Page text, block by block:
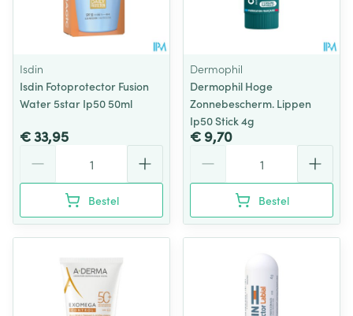
Isdin
Isdin Fotoprotector Fusion
Water 5star Ip50 50ml
€ 33,95
Bestel
Dermophil
Dermophil Hoge
Zonnebescherm. Lippen
Ip50 Stick 4g
€ 9,70
Bestel